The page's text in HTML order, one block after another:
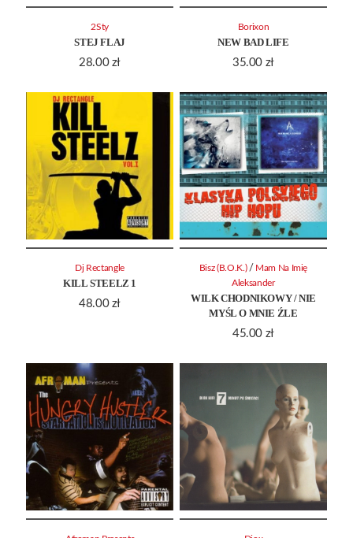
STEJ FLAJ
28.00 zł
2Sty
NEW BAD LIFE
35.00 zł
Borixon
KILL STEELZ 1
48.00 zł
Dj Rectangle
WILK CHODNIKOWY / NIE
MYŚL O MNIE ŹLE
45.00 zł
Bisz (B.O.K.) / Mam Na Imię
Aleksander